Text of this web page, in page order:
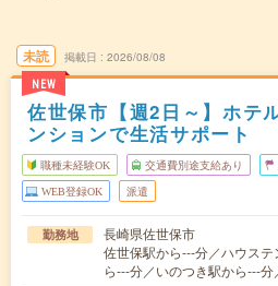
未読
NEW
掲載日 2026/08/08
佐世保市【週2日～】ホテ
ンションで生活サポート
職種未経験OK 交通費別途支給あり
WEB登録OK 派遣
勤務地
長崎県佐世保市
佐世保駅から---分／ハウス
ら---分／いのつき駅から---